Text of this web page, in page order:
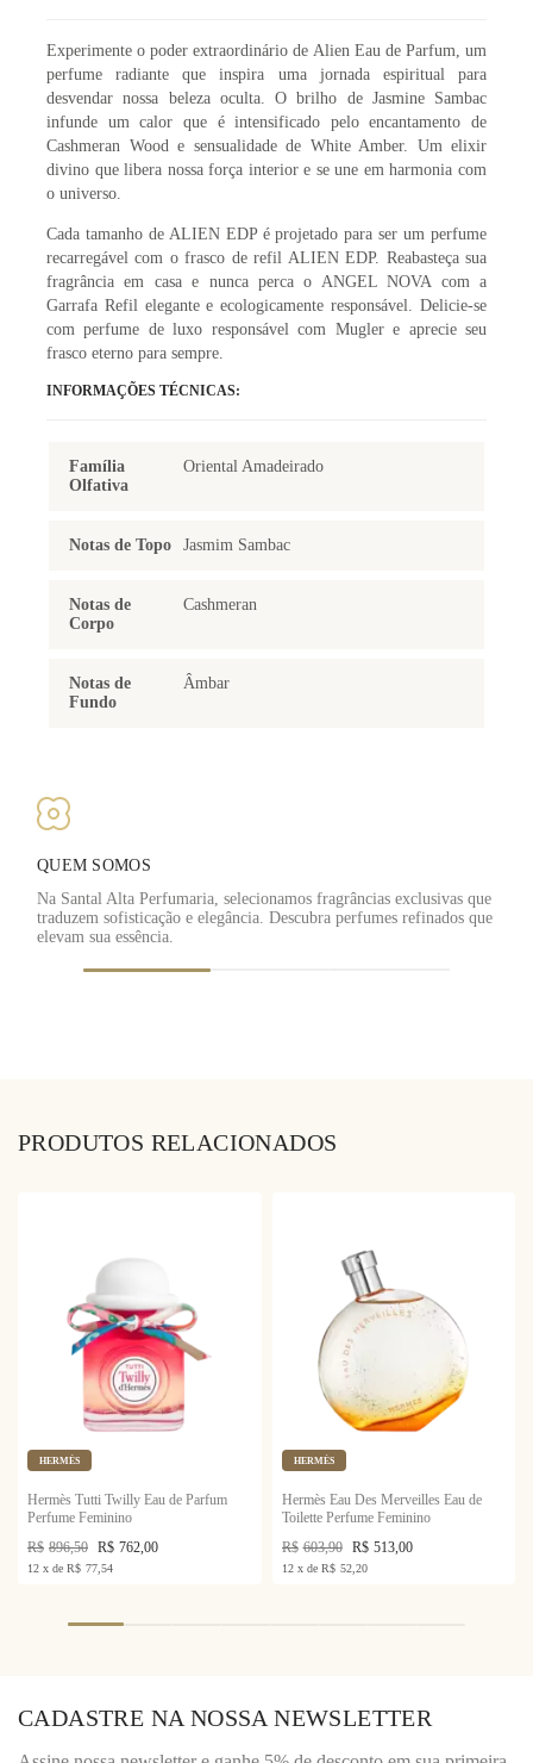
Experimente o poder extraordinário de Alien Eau de Parfum, um
perfume radiante que inspira uma jornada espiritual para
desvendar nossa beleza oculta. O brilho de Jasmine Sambac
infunde um calor que é intensificado pelo encantamento de
Cashmeran Wood e sensualidade de White Amber. Um elixir
divino que libera nossa força interior e se une em harmonia com
o universo.
Cada tamanho de ALIEN EDP é projetado para ser um perfume
recarregável com o frasco de refil ALIEN EDP. Reabasteça sua
fragrância em casa e nunca perca o ANGEL NOVA com a
Garrafa Refil elegante e ecologicamente responsável. Delicie-se
com perfume de luxo responsável com Mugler e aprecie seu
frasco eterno para sempre.
INFORMAÇÕES TÉCNICAS:
Família
Olfativa
Oriental Amadeirado
Notas de Topo Jasmim Sambac
Notas de
Corpo
Cashmeran
Notas de
Fundo
Âmbar
QUEM SOMOS
Na Santal Alta Perfumaria, selecionamos fragrâncias exclusivas que
traduzem sofisticação e elegância. Descubra perfumes refinados que
elevam sua essência.
PRODUTOS RELACIONADOS
HERMÈS
Hermès Tutti Twilly Eau de Parfum
Perfume Feminino
R$ 762,00
R$ 896,50
12 x de R$ 77,54
HERMÈS
Hermès Eau Des Merveilles Eau de
Toilette Perfume Feminino
R$ 513,00
R$ 603,90
12 x de R$ 52,20
CADASTRE NA NOSSA NEWSLETTER